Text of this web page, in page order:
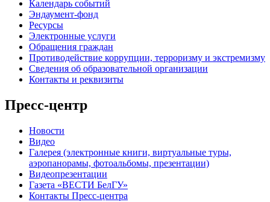
Календарь событий
Эндаумент-фонд
Ресурсы
Электронные услуги
Обращения граждан
Противодействие коррупции, терроризму и экстремизму
Сведения об образовательной организации
Контакты и реквизиты
Пресс-центр
Новости
Видео
Галерея (электронные книги, виртуальные туры,
аэропанорамы, фотоальбомы, презентации)
Видеопрезентации
Газета «ВЕСТИ БелГУ»
Контакты Пресс-центра